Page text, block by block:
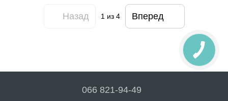
Назад 1из 4 Вперед
066 821-94-49